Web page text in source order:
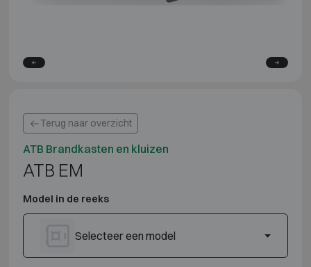
Terug naar overzicht
ATB Brandkasten en kluizen
ATB EM
Model in de reeks
Selecteer een model